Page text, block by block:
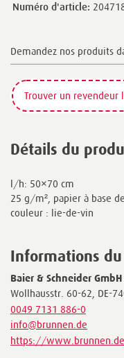
Numéro d'article:
Demandez nos produits
Trouver un revendeur
Détails du
l/h: 50×70 cm
25 g/m², papier à base
couleur : lie-de-vin
Informations
Baier & Schneider GmbH
Wollhausstr. 60-62, DE-
0049 7131 886-0
info@brunnen.de
https://www.brunnen.de